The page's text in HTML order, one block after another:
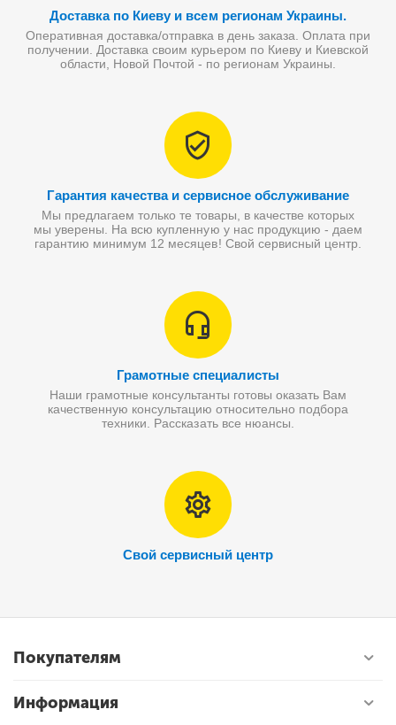
Доставка по Киеву и всем регионам Украины.
Оперативная доставка/отправка в день заказа. Оплата при
получении. Доставка своим курьером по Киеву и Киевской
области, Новой Почтой - по регионам Украины.
Гарантия качества и сервисное обслуживание
Мы предлагаем только те товары, в качестве которых
мы уверены. На всю купленную у нас продукцию - даем
гарантию минимум 12 месяцев! Свой сервисный центр.
Грамотные специалисты
Наши грамотные консультанты готовы оказать Вам
качественную консультацию относительно подбора
техники. Рассказать все нюансы.
Свой сервисный центр
Покупателям
Информация